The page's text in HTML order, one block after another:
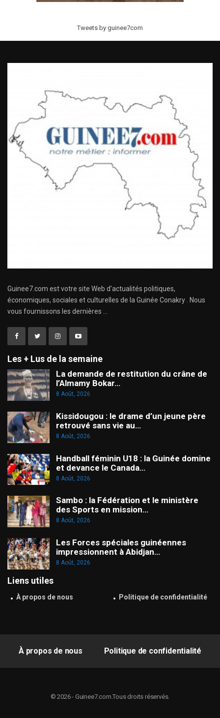
Tweets by guinee7com
Guinee7.com est votre site Web d'actualités politiques,
économiques, sociales et culturelles de la Guinée Conakry . Nous
vous fournissons les dernières ...
Les + Lus de la semaine
La demande de restitution du crâne de
l’Almamy Bokar…
8 Août, 2026
Kissidougou : le drame d’un jeune père
retrouvé sans vie au…
8 Août, 2026
Handball féminin U18 : la Guinée domine
et devance le Canada…
8 Août, 2026
Sambo : la Fédération et le ministère
des Sports en mission…
8 Août, 2026
Les Forces spéciales guinéennes
impressionnent à Abidjan…
8 Août, 2026
Liens utiles
À propos de nous Politique de confidentialité
À propos de nous Politique de confidentialité
© 2026 - Guinee7.com.Tous droits réservés.